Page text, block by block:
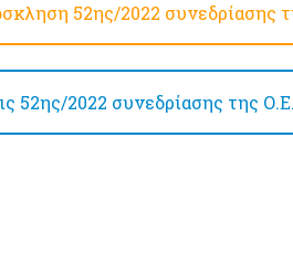
52ης/2022 συνεδρίασης
52ης/2022 συνεδρίασης της